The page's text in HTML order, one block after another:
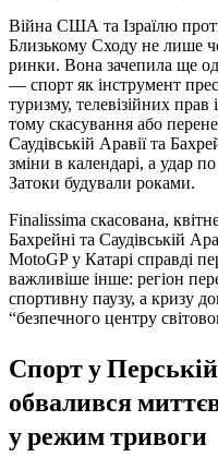
Війна США та Ізраїлю
Близькому Сходу не лише
ринки. Вона зачепила ще
— спорт як інструмент
туризму, телевізійних прав
тому скасування або
Саудівській Аравії та
зміни в календарі, а удар
Затоки будували роками.
Finalissima скасована,
Бахрейні та Саудівській
MotoGP у Катарі справді
важливіше інше: регіон
спортивну паузу, а кризу
“безпечного центру
Спорт у Перській
обвалився
у режим тривоги